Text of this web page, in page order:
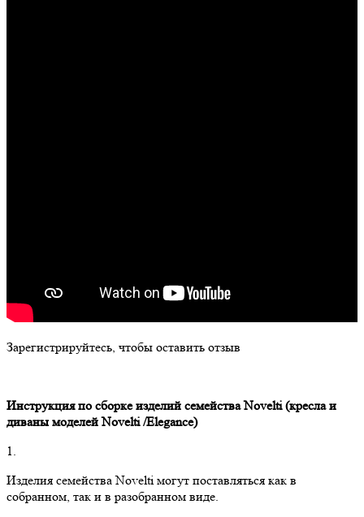
Зарегистрируйтесь, чтобы оставить отзыв
Инструкция по сборке изделий семействаNovelti(кресла и
диваны моделейNovelti/Elegance)
1.
Изделия семейства Novelti могут поставляться как в
собранном, так и в разобранном виде.